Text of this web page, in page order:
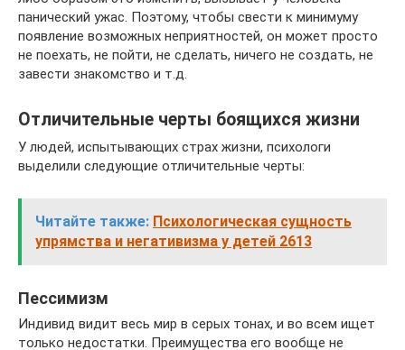
панический ужас. Поэтому, чтобы свести к минимуму
появление возможных неприятностей, он может просто
не поехать, не пойти, не сделать, ничего не создать, не
завести знакомство и т.д.
Отличительные черты боящихся жизни
У людей, испытывающих страх жизни, психологи
выделили следующие отличительные черты:
Читайте также: Психологическая сущность
упрямства и негативизма у детей 2613
Пессимизм
Индивид видит весь мир в серых тонах, и во всем ищет
только недостатки. Преимущества его вообще не